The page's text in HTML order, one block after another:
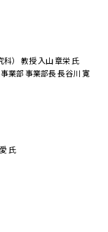
） 教授 入山 章栄 氏
業部 事業部長 長谷川 寛
氏